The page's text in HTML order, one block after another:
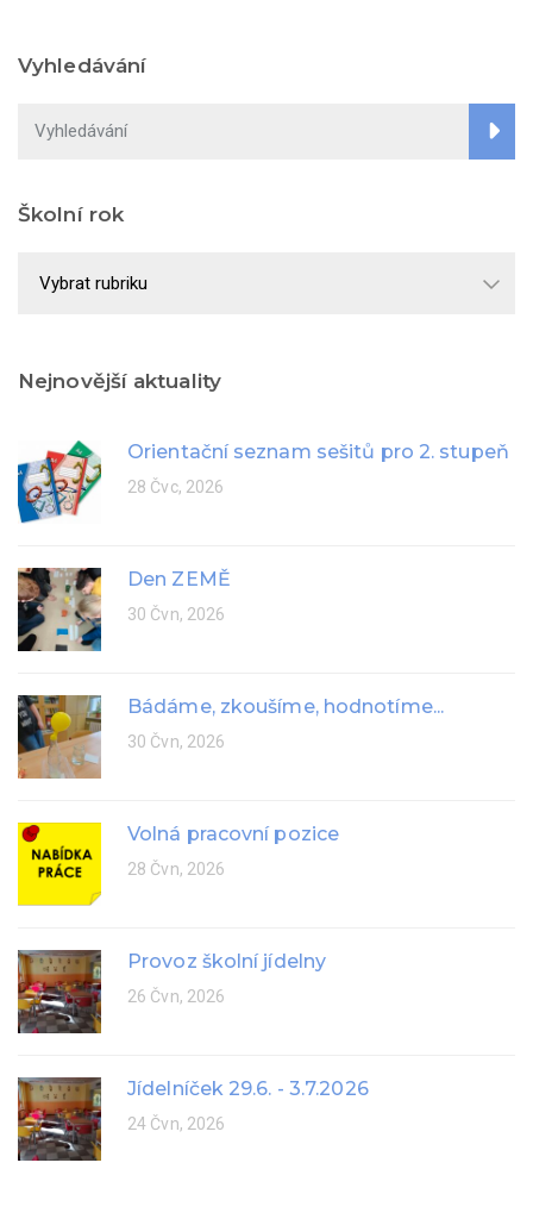
Vyhledávání
Školní rok
rok
Nejnovější aktuality
Orientační seznam sešitů pro 2. stupeň
28 Čvc, 2026
Den ZEMĚ
30 Čvn, 2026
Bádáme, zkoušíme, hodnotíme...
30 Čvn, 2026
Volná pracovní pozice
28 Čvn, 2026
Provoz školní jídelny
26 Čvn, 2026
Jídelníček 29.6. - 3.7.2026
24 Čvn, 2026